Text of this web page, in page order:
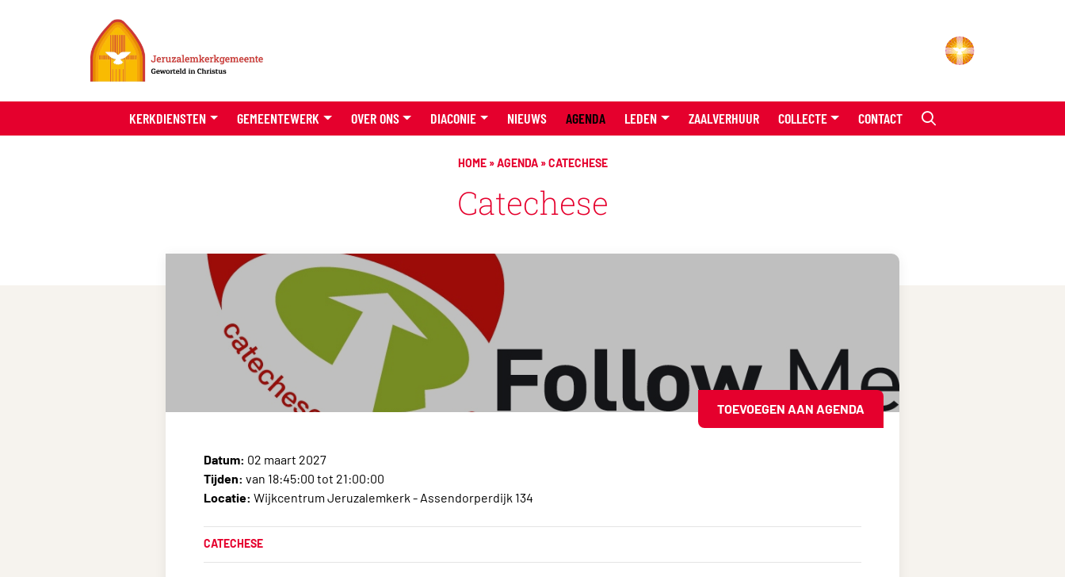
KERKDIENSTEN GEMEENTEWERK OVER ONS DIACONIE NIEUWS AGENDA LEDEN ZAALVERHUUR COLLECTE CONTACT
HOME»AGENDA»CATECHESE
Catechese
TOEVOEGEN AAN AGENDA
Datum: 02 maart 2027
Tijden: van 18:45:00 tot 21:00:00
Locatie: Wijkcentrum Jeruzalemkerk - Assendorperdijk 134
CATECHESE